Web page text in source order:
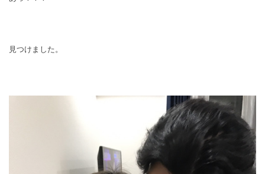
見つけました。